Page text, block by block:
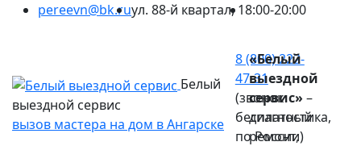
pereevn@bk.ruул. 88-й квартал, 18:00-20:00
Белый
выездной сервис
вызов мастера на дом в Ангарске
8 (800) 222-
47-31
(звонок
бесплатный
по России)
«Белый
выездной
сервис» –
диагностика,
ремонт,